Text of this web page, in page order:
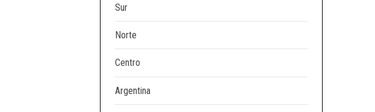
Sur
Norte
Centro
Argentina